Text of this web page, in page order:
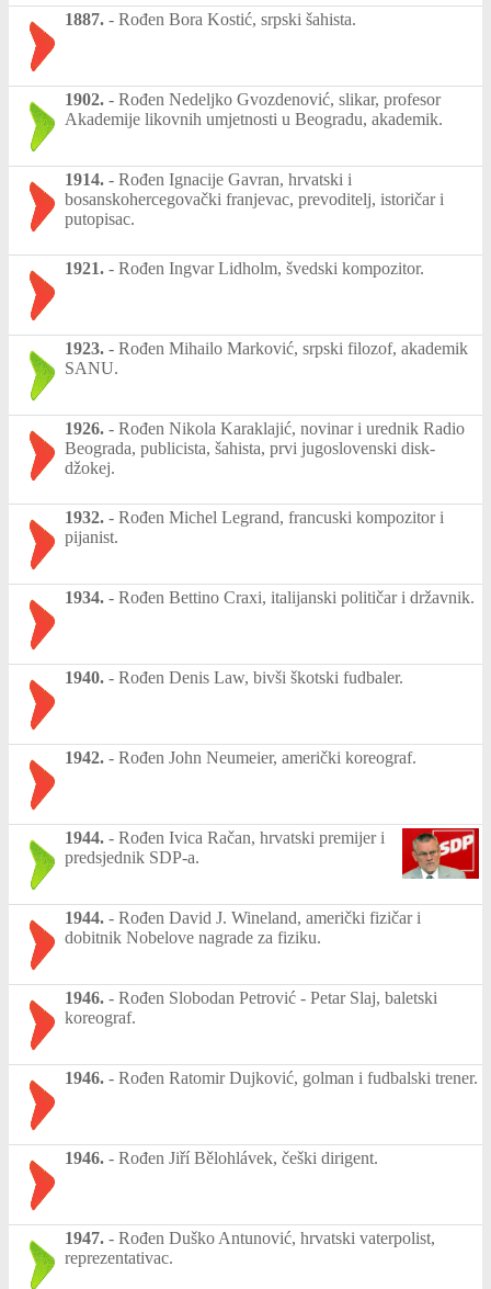
1887. - Rođen Bora Kostić, srpski šahista.
1902. - Rođen Nedeljko Gvozdenović, slikar, profesor
Akademije likovnih umjetnosti u Beogradu, akademik.
1914. - Rođen Ignacije Gavran, hrvatski i
bosanskohercegovački franjevac, prevoditelj, istoričar i
putopisac.
1921. - Rođen Ingvar Lidholm, švedski kompozitor.
1923. - Rođen Mihailo Marković, srpski filozof, akademik
SANU.
1926. - Rođen Nikola Karaklajić, novinar i urednik Radio
Beograda, publicista, šahista, prvi jugoslovenski disk-
džokej.
1932. - Rođen Michel Legrand, francuski kompozitor i
pijanist.
1934. - Rođen Bettino Craxi, italijanski političar i državnik.
1940. - Rođen Denis Law, bivši škotski fudbaler.
1942. - Rođen John Neumeier, američki koreograf.
1944. - Rođen Ivica Račan, hrvatski premijer i
predsjednik SDP-a.
1944. - Rođen David J. Wineland, američki fizičar i
dobitnik Nobelove nagrade za fiziku.
1946. - Rođen Slobodan Petrović - Petar Slaj, baletski
koreograf.
1946. - Rođen Ratomir Dujković, golman i fudbalski trener.
1946. - Rođen Jiří Bělohlávek, češki dirigent.
1947. - Rođen Duško Antunović, hrvatski vaterpolist,
reprezentativac.